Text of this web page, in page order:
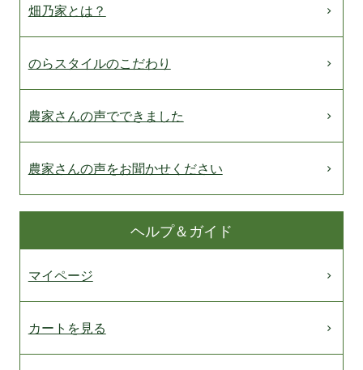
畑乃家とは？
のらスタイルのこだわり
農家さんの声でできました
農家さんの声をお聞かせください
ヘルプ＆ガイド
マイページ
カートを見る